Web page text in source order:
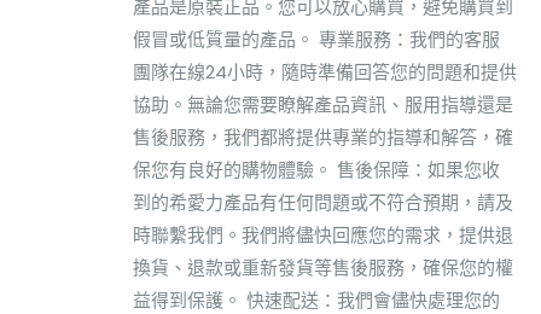
產品是原裝正品。您可以放心購買，避免購買到
假冒或低質量的產品。 專業服務：我們的客服
團隊在線24小時，隨時準備回答您的問題和提供
協助。無論您需要瞭解產品資訊、服用指導還是
售後服務，我們都將提供專業的指導和解答，確
保您有良好的購物體驗。 售後保障：如果您收
到的希愛力產品有任何問題或不符合預期，請及
時聯繫我們。我們將儘快回應您的需求，提供退
換貨、退款或重新發貨等售後服務，確保您的權
益得到保護。 快速配送：我們會儘快處理您的